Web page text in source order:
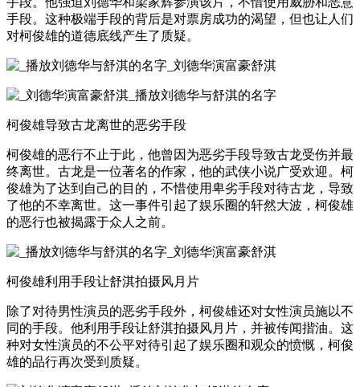
手段。这种极端手段的背后是对票房成功的渴望，但也让人们
对柯俊雄的道德底线产生了质疑。
柯俊雄导致古龙离世的恶劣手段
柯俊雄的恶行不止于此，他曾因为恶劣手段导致古龙受伤并最
终离世。古龙是一位著名的作家，他的武侠小说广受欢迎。柯
俊雄为了达到自己的目的，不惜使用卑劣手段对待古龙，导致
了他的不幸离世。这一事件引起了娱乐圈的轩然大波，柯俊雄
的恶行也被揭露于众人之前。
柯俊雄利用手段让舒淇拍摄风月片
除了对待男性演员的恶劣手段外，柯俊雄还对女性演员施以不
同的手段。他利用手段让舒淇拍摄风月片，并被传闻揩油。这
种对女性演员的不公平对待引起了娱乐圈和观众的愤慨，柯俊
雄的品行再次受到质疑。